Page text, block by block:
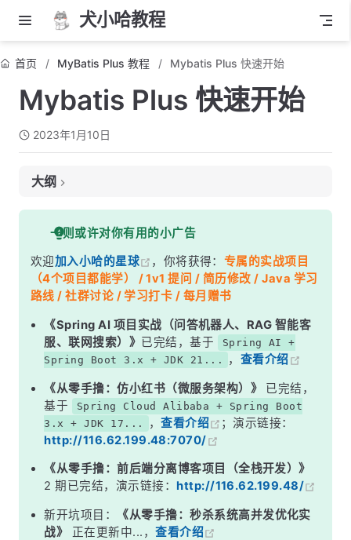
犬小哈教程
首页 MyBatis Plus 教程 Mybatis Plus 快速开始
Mybatis Plus 快速开始
2023年1月10日
大纲
一、数据库安装
二、新建测试库与表
三、新建 Spring Boot 示例项目
四、添加 Mybatis Plus 依赖
五、添加配置
六、添加实体类
八、简单的 CRUD
九、结语
一则或许对你有用的小广告
欢迎加入小哈的星球 ，你将获得： 专属的实战项目
（4个项目都能学） / 1v1 提问 / 简历修改 / Java 学习
路线 / 社群讨论 / 学习打卡 / 每月赠书
《Spring AI 项目实战（问答机器人、RAG 智能客
服、联网搜索）》 已完结，基于
Spring AI +
Spring Boot 3.x + JDK 21...
， 查看介绍
《从零手撸：仿小红书（微服务架构）》
已完结，
基于
Spring Cloud Alibaba + Spring Boot
3.x + JDK 17...
，查看介绍
；演示链接：
http://116.62.199.48:7070/
《从零手撸：前后端分离博客项目（全栈开发）》
2 期已完结，演示链接： http://116.62.199.48/
新开坑项目：
《从零手撸：秒杀系统高并发优化实
战》
正在更新中...，查看介绍